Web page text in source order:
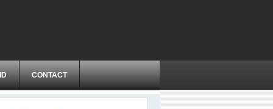
CONTACT